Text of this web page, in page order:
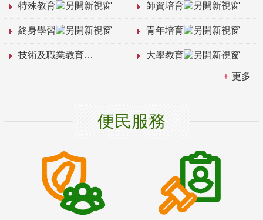
特殊教育 師資培育
終身學習 青年培育
技術及職業教育 大學教育
更多
便民服務